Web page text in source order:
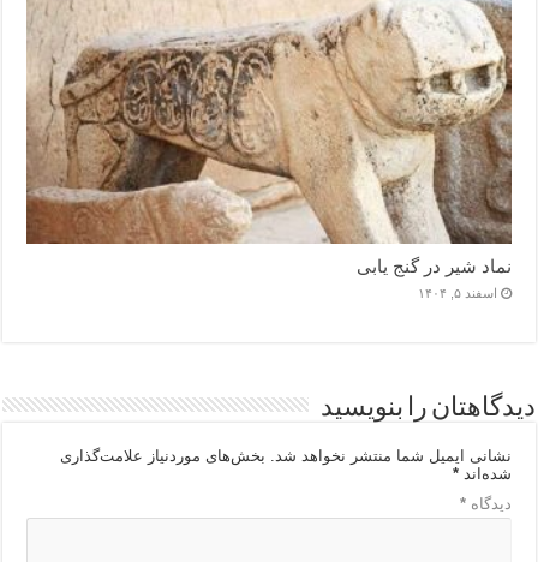
نماد شیر در گنج یابی
اسفند ۵, ۱۴۰۴
دیدگاهتان را بنویسید
نشانی ایمیل شما منتشر نخواهد شد.
بخش‌های موردنیاز علامت‌گذاری
شده‌اند*
دیدگاه*